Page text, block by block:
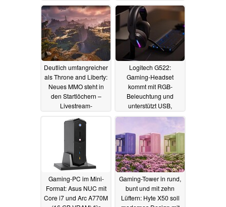
21.05.2025
Deutlich umfangreicher
als Throne and Liberty:
Neues MMO steht in
den Startlöchern –
Livestream-
wenigen Tagen
Logitech G522:
Gaming-Headset
kommt mit RGB-
Beleuchtung und
unterstützt USB,
Lightspeed-Verbindung
21.05.2025
Gaming-PC im Mini-
Format: Asus NUC mit
Core i7 und Arc A770M
Gaming-Tower in rund,
bunt und mit zehn
Lüftern: Hyte X50 soll